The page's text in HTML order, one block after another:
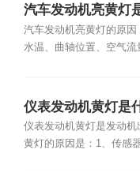
汽车发动机亮黄灯
汽车发动机亮黄灯的原
水温、曲轴位置、空气流
仪表发动机黄灯是
仪表发动机黄灯是发动
黄灯的原因是：1、传感